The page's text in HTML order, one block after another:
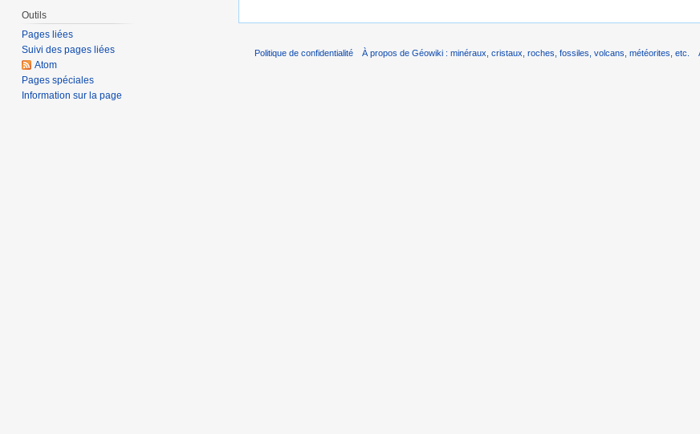
Outils
Pages liées
Suivi des pages liées
Atom
Pages spéciales
Information sur la page
Politique de confidentialité À propos de Géowiki : minéraux, cristaux, roches, fossiles, volcans, météorites, etc.